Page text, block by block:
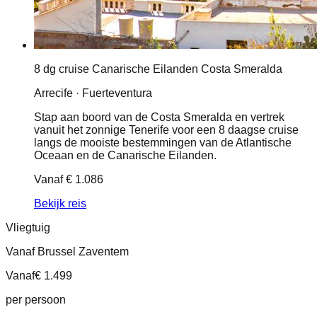
8 dg cruise Canarische Eilanden Costa Smeralda
Arrecife · Fuerteventura
Stap aan boord van de Costa Smeralda en vertrek
vanuit het zonnige Tenerife voor een 8 daagse cruise
langs de mooiste bestemmingen van de Atlantische
Oceaan en de Canarische Eilanden.
Vanaf€ 1.086
Bekijk reis
Vliegtuig
Vanaf Brussel Zaventem
Vanaf€ 1.499
per persoon